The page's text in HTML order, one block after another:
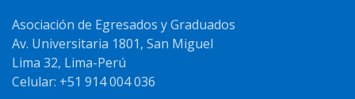
Asociación de Egresados y Graduados
Av. Universitaria 1801, San Miguel
Lima 32, Lima-Perú
Celular: +51 914 004 036